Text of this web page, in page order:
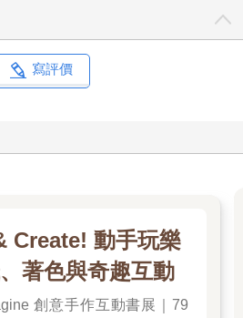
寫評價
Create! 動手玩樂
著色與奇趣互動
創意手作互動書展｜79